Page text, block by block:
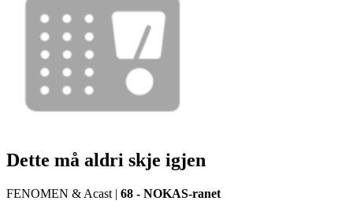
Dette må aldri skje igjen
FENOMEN & Acast | 68 - NOKAS-ranet